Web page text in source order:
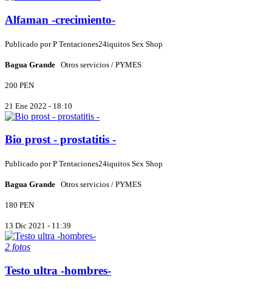
Alfaman -crecimiento-
Publicado porP Tentaciones24iquitos Sex Shop
Bagua Grande Otros servicios / PYMES
200 PEN
21 Ene 2022 - 18:10
Bio prost - prostatitis -
Publicado porP Tentaciones24iquitos Sex Shop
Bagua Grande Otros servicios / PYMES
180 PEN
13 Dic 2021 - 11:39
2 fotos
Testo ultra -hombres-